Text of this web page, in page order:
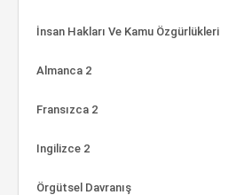
İnsan Hakları Ve Kamu Özgürlükleri
Almanca 2
Fransızca 2
Ingilizce 2
Örgütsel Davranış